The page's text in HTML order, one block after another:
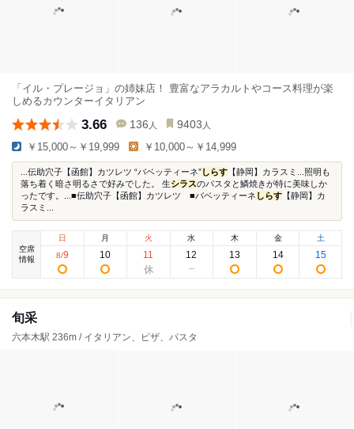
「イル・プレージョ」の姉妹店！ 豊富なアラカルトやコース料理が楽
しめるカウンターイタリアン
3.66 136 人 9403 人
￥15,000～￥19,999 ￥10,000～￥14,999
...伝助穴子【函館】カツレツ “バベッティーネ”しらす 【静岡】カラスミ...照明も
落ち着く暗さ明るさで好みでした。 生シラスのパスタと鱗焼きが特に美味しか
ったです。...■伝助穴子【函館】カツレツ ■バベッティーネ しらす 【静岡】カ
ラスミ...
空席
情報
日
8/9
月
10
火
11
水
12
木
13
金
14
土
15
旬采
六本木駅 236m / イタリアン、ピザ、パスタ